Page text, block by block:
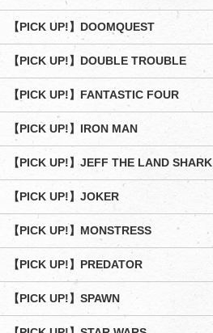
【PICK UP!】DOOMQUEST
【PICK UP!】DOUBLE TROUBLE
【PICK UP!】FANTASTIC FOUR
【PICK UP!】IRON MAN
【PICK UP!】JEFF THE LAND SHARK
【PICK UP!】JOKER
【PICK UP!】MONSTRESS
【PICK UP!】PREDATOR
【PICK UP!】SPAWN